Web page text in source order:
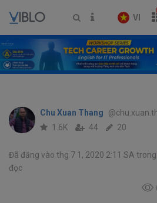
VI
Chu Xuan Thang
1.6K 44 20
Đã đăng vào thg 7 1, 2020 2:11 SA trong
đọc